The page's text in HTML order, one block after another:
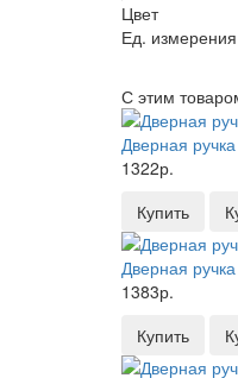
Цвет
Ед. измерения
С этим
Дверная
1322р.
Купить
Дверная
1383р.
Купить